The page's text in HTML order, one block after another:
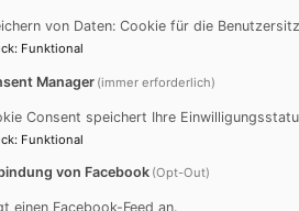
Str. 8, Hof
Zwickau mit Kirchenkaffee
mit Mittagessen im
von Daten: Cookie für die
: Funktional
Manager (immer erforderlich)
Consent speichert Ihre
: Funktional
von Facebook (Opt-Out)
einen Facebook-Feed an.